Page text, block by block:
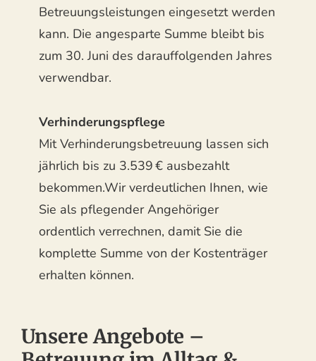
Betreuungsleistungen eingesetzt werden
kann. Die angesparte Summe bleibt bis
zum 30. Juni des darauffolgenden Jahres
verwendbar.
Verhinderungspflege
Mit Verhinderungsbetreuung lassen sich
jährlich bis zu 3.539 € ausbezahlt
bekommen.Wir verdeutlichen Ihnen, wie
Sie als pflegender Angehöriger
ordentlich verrechnen, damit Sie die
komplette Summe von der Kostenträger
erhalten können.
Unsere Angebote –